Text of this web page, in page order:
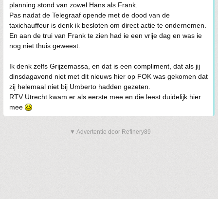
planning stond van zowel Hans als Frank.
Pas nadat de Telegraaf opende met de dood van de
taxichauffeur is denk ik besloten om direct actie te ondernemen.
En aan de trui van Frank te zien had ie een vrije dag en was ie
nog niet thuis geweest.
Ik denk zelfs Grijzemassa, en dat is een compliment, dat als jij
dinsdagavond niet met dit nieuws hier op FOK was gekomen dat
zij helemaal niet bij Umberto hadden gezeten.
RTV Utrecht kwam er als eerste mee en die leest duidelijk hier
mee
▼ Advertentie door Refinery89